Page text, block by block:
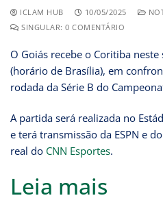
ICLAM HUB 10/05/2025
SINGULAR: 0 COMENTÁRIO
O Goiás recebe o Coritiba
(horário de Brasília), em
rodada da Série B do
A partida será realizada no
e terá transmissão da ESPN e
real do CNN Esportes.
Leia mais